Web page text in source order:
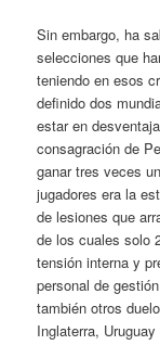
Sin embargo, ha
selecciones que
teniendo en esos
definido dos
estar en
consagración de
ganar tres veces
jugadores era la
de lesiones que
de los cuales solo
tensión interna y
personal de
también otros
Inglaterra,